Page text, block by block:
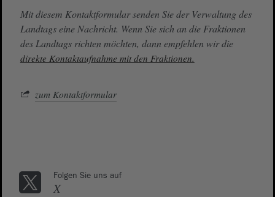
Mit diesem Kontaktformular senden Sie der Verwaltung des
Landtags eine Nachricht. Wenn Sie sich an die Fraktionen
des Landtags richten möchten, dann empfehlen wir die
direkte Kontaktaufnahme mit den Fraktionen.
zum Kontaktformular
Folgen Sie uns auf
X